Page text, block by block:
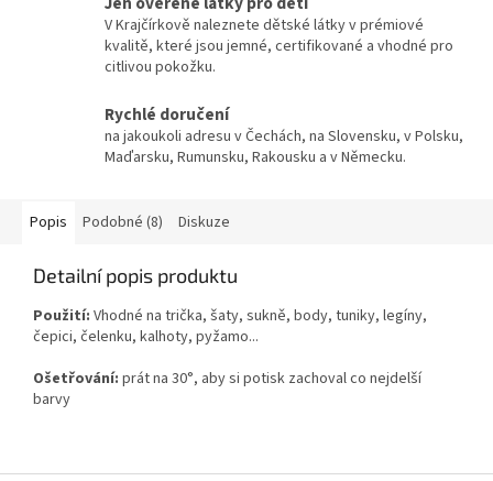
V Krajčírkově naleznete dětské látky v prémiové
kvalitě, které jsou jemné, certifikované a vhodné pro
citlivou pokožku.
Rychlé doručení
na jakoukoli adresu v Čechách, na Slovensku, v Polsku,
Maďarsku, Rumunsku, Rakousku a v Německu.
Popis Podobné (8) Diskuze
Detailní popis produktu
Použití: Vhodné na trička, šaty, sukně, body, tuniky, legíny,
čepici, čelenku, kalhoty, pyžamo...
Ošetřování: prát na 30°, aby si potisk zachoval co nejdelší
barvy